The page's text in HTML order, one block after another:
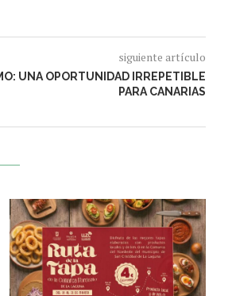
siguiente artículo
UNA OPORTUNIDAD IRREPETIBLE
PARA CANARIAS